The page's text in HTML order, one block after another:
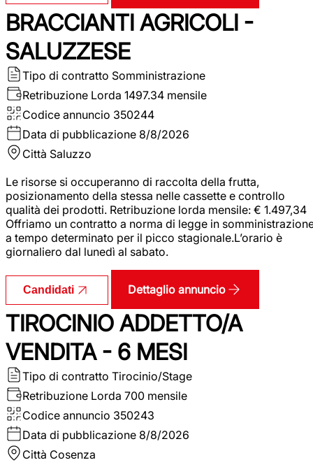
BRACCIANTI AGRICOLI -
SALUZZESE
Tipo di contratto Somministrazione
Retribuzione Lorda 1497.34 mensile
Codice annuncio 350244
Data di pubblicazione 8/8/2026
Città Saluzzo
Le risorse si occuperanno di raccolta della frutta,
posizionamento della stessa nelle cassette e controllo
qualità dei prodotti. Retribuzione lorda mensile: € 1.497,34
Offriamo un contratto a norma di legge in
a tempo determinato per il picco stagionale.L’orario è
giornaliero dal lunedì al sabato.
Candidati Dettaglio annuncio
TIROCINIO ADDETTO/A
VENDITA - 6 MESI
Tipo di contratto Tirocinio/Stage
Retribuzione Lorda 700 mensile
Codice annuncio 350243
Data di pubblicazione 8/8/2026
Città Cosenza